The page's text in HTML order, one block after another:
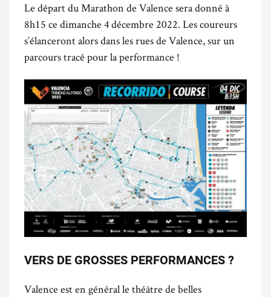
Le départ du Marathon de Valence sera donné à
8h15 ce dimanche 4 décembre 2022. Les coureurs
s’élanceront alors dans les rues de Valence, sur un
parcours tracé pour la performance !
VERS DE GROSSES PERFORMANCES ?
Valence est en général le théâtre de belles